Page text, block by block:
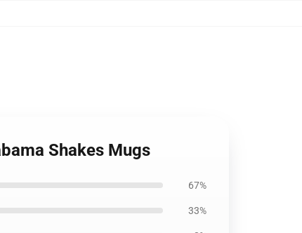
Shakes Mugs
67%
33%